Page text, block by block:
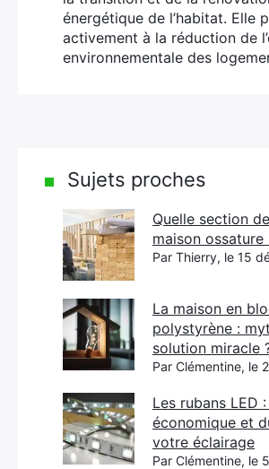
énergétique de l’habitat. Elle
activement à la réduction de
environnementale des
Sujets proches
Quelle section
maison ossature
Par Thierry, le 15
La maison en
polystyrène :
solution miracle
Par Clémentine, le
Les rubans LED
économique et
votre éclairage
Par Clémentine, le